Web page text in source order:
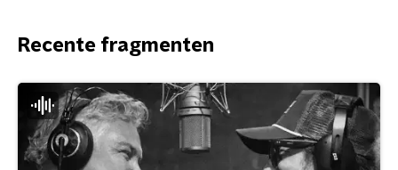
Recente fragmenten